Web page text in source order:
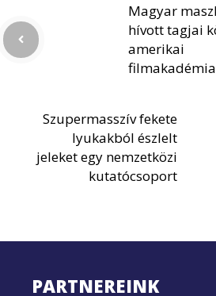
Magyar
hívott tagjai
amerikai
filmakadémia
Szupermasszív fekete
lyukakból észlelt
jeleket egy nemzetközi
kutatócsoport
PARTNEREINK